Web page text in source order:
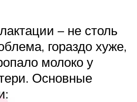
– не столь
гораздо хуже,
молоко у
Основные